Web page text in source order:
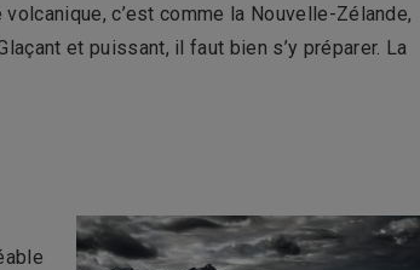
c’est comme la Nouvelle-Zélande,
et puissant, il faut bien s’y préparer. La